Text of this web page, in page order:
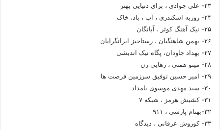
۲۳- علی جوادی ، برای دنیایی بهتر
۲۴- روزبه اسکندری ، آب ، باد، خاک
۲۵- نیک آهنگ کوثر ، آبانگان
۲۶- بهمن شاهنگیان ، رستاخیز ایرانگرایان
۲۷- بهداد جاودان، پگاه نیک اندیشی
۲۸- مینو همتی ، رهایی زن
۲۹- امیر حسین توفیق سرزمین فرصت ها
۳۰- سید مهدی موسوی بامداد
۳۱- کشیش هرمز ، شبکه ۷
۳۲-بهنام پارسی ، ۹۱۱
۳۳- کوروش عرفانی ، دیدگاه